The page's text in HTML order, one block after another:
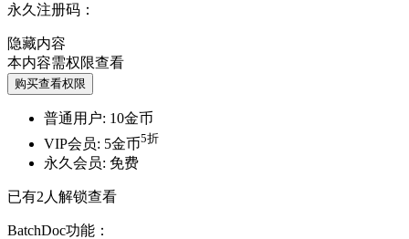
永久注册码：
隐藏内容
本内容需权限查看
购买查看权限
普通用户: 10金币
VIP会员: 5金币5折
永久会员: 免费
已有2 人解锁查看
BatchDoc功能：